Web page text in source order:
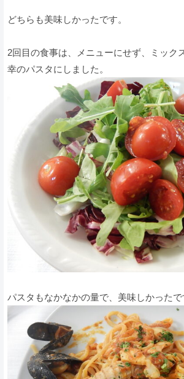
どちらも美味しかったです。
2回目の食事は、メニューにせず、ミック
幸のパスタにしました。
パスタもなかなかの量で、美味しかったで